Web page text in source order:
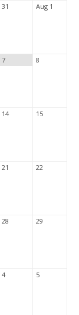
31 Aug 1
7 8
14 15
21 22
28 29
4 5